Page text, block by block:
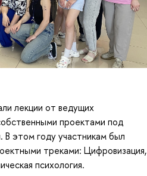
лекции от ведущих
проектами под
этом году участникам был
треками: Цифровизация,
психология.